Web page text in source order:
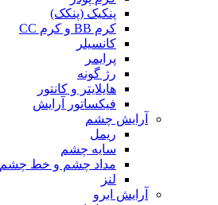
پنکیک (پنکک)
کرم BB و کرم CC
کانسیلر
پرایمر
رژ گونه
هایلایتر و کانتور
فیکساتور آرایش
آرایش چشم
ریمل
سایه چشم
مداد چشم و خط چشم
لنز
آرایش ابرو